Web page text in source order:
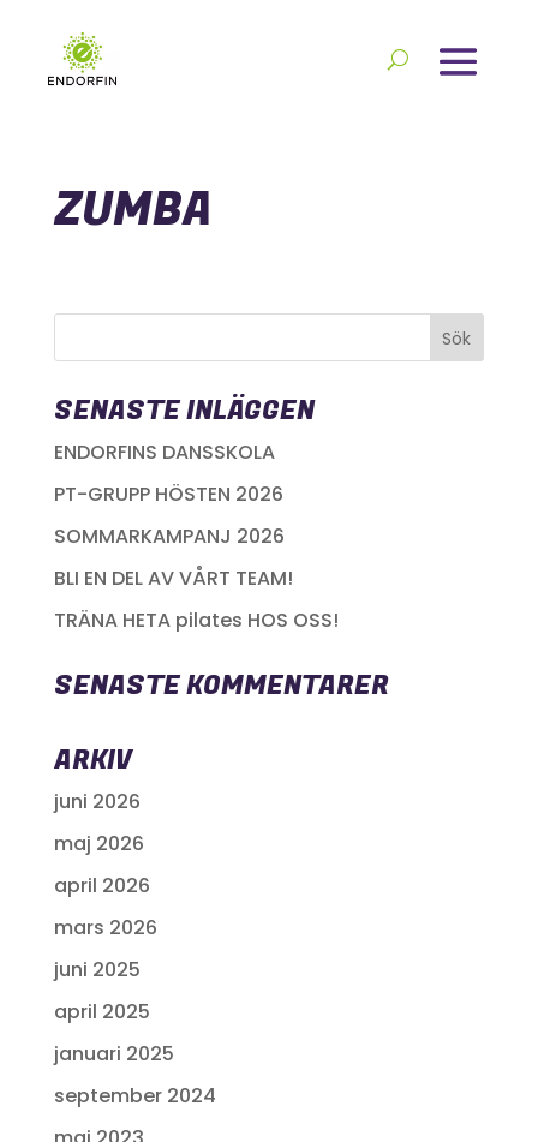
ZUMBA
SENASTE INLÄGGEN
ENDORFINS DANSSKOLA
PT-GRUPP HÖSTEN 2026
SOMMARKAMPANJ 2026
BLI EN DEL AV VÅRT TEAM!
TRÄNA HETA pilates HOS OSS!
SENASTE KOMMENTARER
ARKIV
juni 2026
maj 2026
april 2026
mars 2026
juni 2025
april 2025
januari 2025
september 2024